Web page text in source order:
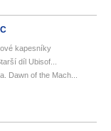
kapesníky
díl Ubisof...
Dawn of the Mach...